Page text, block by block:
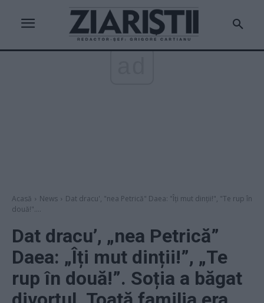
Acasă News
Dat dracu', "nea Petrică" Daea: "Îți mut dinții!", "Te rup în
două!"....
Dat dracu’, „nea Petrică”
Daea: „Îți mut dinții!”, „Te
rup în două!”. Soția a băgat